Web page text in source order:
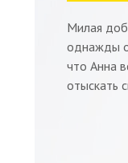
Милая
однажды
что Анна
отыскать